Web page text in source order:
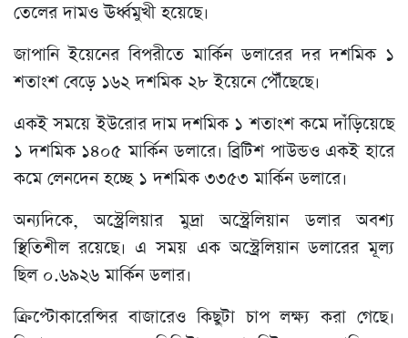
তেলের দামও ঊর্ধ্বমুখী হয়েছে।
জাপানি ইয়েনের বিপরীতে মার্কিন ডলারের দর দশমিক ১
শতাংশ বেড়ে ১৬২ দশমিক ২৮ ইয়েনে পৌঁছেছে।
একই সময়ে ইউরোর দাম দশমিক ১ শতাংশ কমে দাঁড়িয়েছে
১ দশমিক ১৪০৫ মার্কিন ডলারে। ব্রিটিশ পাউন্ডও একই হারে
কমে লেনদেন হচ্ছে ১ দশমিক ৩৩৫৩ মার্কিন ডলারে।
অন্যদিকে, অস্ট্রেলিয়ার মুদ্রা অস্ট্রেলিয়ান ডলার অবশ্য
স্থিতিশীল রয়েছে। এ সময় এক অস্ট্রেলিয়ান ডলারের মূল্য
ছিল ০.৬৯২৬ মার্কিন ডলার।
ক্রিপ্টোকারেন্সির বাজারেও কিছুটা চাপ লক্ষ্য করা গেছে।